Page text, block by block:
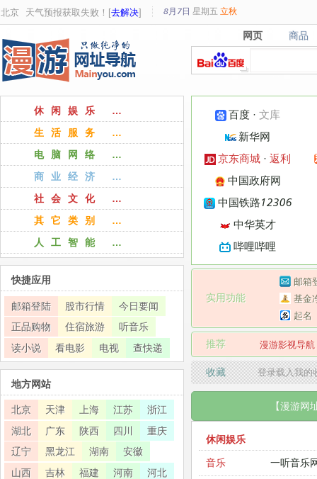
北京 天气预报获取失败！[去解决] 8月7日 星期五 立秋
网页
网页 商品
商品
百度 ·文库
新华网
京东商城 ·返利
中国政府网
中国铁路12306
中华英才
哔哩哔哩
实用功能
邮箱
基金
起名
推荐 漫游影视导航
收藏 登录载入我
【漫游网
休闲娱乐
音乐
一听音乐
休闲娱乐 …
生活服务 …
电脑网络 …
商业经济 …
社会文化 …
其它类别 …
人工智能 …
快捷应用
邮箱登陆 股市行情
今日要闻
正品购物
住宿旅游
听音乐
读小说
看电影 电视 查快递
地方网站
北京 天津 上海 江苏
浙江
湖北
广东 陕西 四川
重庆
辽宁
黑龙江 湖南
安徽
山西
吉林 福建 河南
河北